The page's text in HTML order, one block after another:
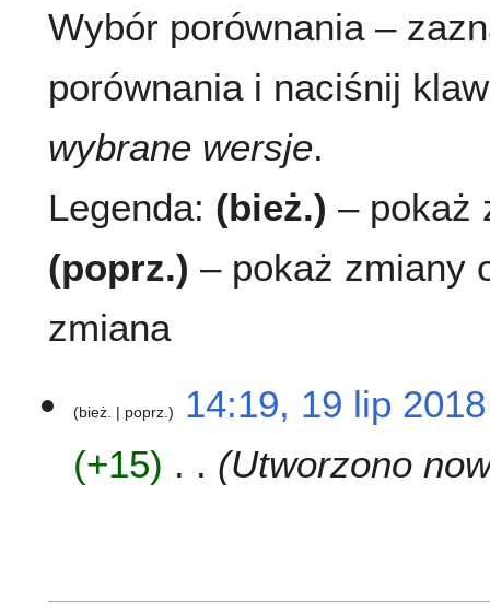
Wybór porównania –
porównania i naciśnij
wybrane wersje.
Legenda: (bież.) – pokaż
(poprz.) – pokaż zmiany
zmiana
9
bież. poprz.
14:19, 19 lip 2018
+15
Utworzono